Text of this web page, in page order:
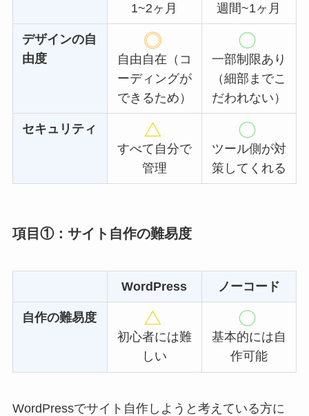
1~2ヶ月
週間~1ヶ月
デザインの自
由度
自由自在（コ
ーディングが
できるため）
一部制限あり
（細部までこ
だわれない）
セキュリティ
すべて自分で
管理
ツール側が対
策してくれる
項目①：サイト自作の難易度
WordPress ノーコード
自作の難易度
初心者には難
しい
基本的には自
作可能
WordPressでサイト自作しようと考えている方に